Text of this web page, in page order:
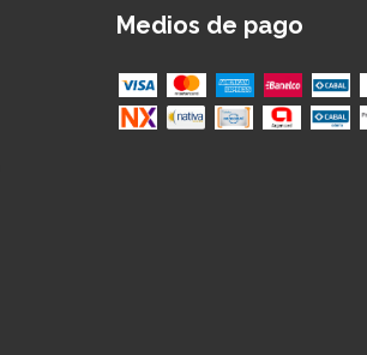
Medios de pago